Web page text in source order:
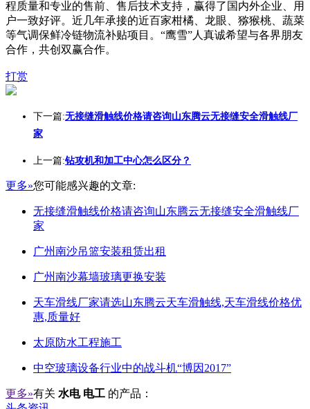
程质量和专业的售前、售后技术支持，赢得了国内外企业、用
户一致好评。近几年承接的近百家柑橘、龙眼、猕猴桃、蔬菜
等气调保鲜冷链物流补贴项目。“鹰雪”人真诚希望与各界朋友
合作，共创双赢合作。
打赏
下一篇:无接缝滑触线价格请咨询山东腾云无接缝安全滑触线厂
家
上一篇:钻攻机和加工中心怎么区分？
更多»您可能感兴趣的文章:
无接缝滑触线价格请咨询山东腾云无接缝安全滑触线厂
家
广州南沙吊篮安装租赁出租
广州南沙幕墙玻璃更换安装
天车滑线厂家请选山东腾云天车滑触线,天车滑线价格优
惠,质量好
太原防水工程施工
中空玻璃设备行业中的战斗机“博因2017”
更多»有关 水电 电工 的产品：